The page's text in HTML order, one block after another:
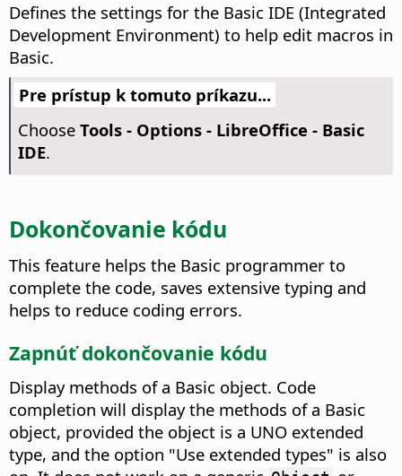
Defines the settings for the Basic IDE (Integrated
Development Environment) to help edit macros in
Basic.
Pre prístup k tomuto príkazu...
Choose Tools - Options- LibreOffice - Basic
IDE.
Dokončovanie kódu
This feature helps the Basic programmer to
complete the code, saves extensive typing and
helps to reduce coding errors.
Zapnúť dokončovanie kódu
Display methods of a Basic object. Code
completion will display the methods of a Basic
object, provided the object is a UNO extended
type, and the option "Use extended types" is also